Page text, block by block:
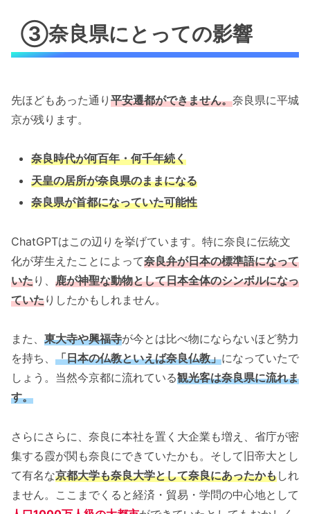
③奈良県にとっての影響
先ほどもあった通り 平安遷都ができません。奈良県に平城
京が残ります。
奈良時代が何百年・何千年続く
天皇の居所が奈良県のままになる
奈良県が首都になっていた可能性
ChatGPTはこの辺りを挙げています。特に奈良に伝統文
化が芽生えたことによって奈良弁が日本の標準語になって
いたり、 鹿が神聖な動物として日本全体のシンボルになっ
ていたりしたかもしれません。
また、 東大寺や興福寺が今とは比べ物にならないほど勢力
を持ち、 「日本の仏教といえば奈良仏教」になっていたで
しょう。当然今京都に流れている観光客は奈良県に流れま
す。
さらにさらに、奈良に本社を置く大企業も増え、省庁が密
集する霞が関も奈良にできていたかも。そして旧帝大とし
て有名な京都大学も奈良大学として奈良にあったかもしれ
ません。ここまでくると経済・貿易・学問の中心地として